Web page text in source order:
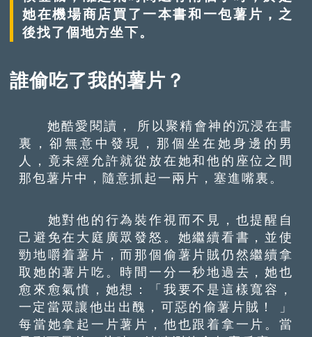
她在機場商店買了一本書和一包薯片，之
後找了個地方坐下。
誰偷吃了我的薯片？
她酷愛閱讀， 所以聚精會神的沉浸在書
裏，卻無意中發現，那個坐在她身邊的男
人，竟未經允許就從放在她和他的座位之間
那包薯片中，隨意抓起一兩片，塞進嘴裏。
她對他的行為裝作視而不見，也提醒自
己避免在大庭廣眾發怒。她繼續看書，並使
勁地嚼着薯片，而那個偷薯片賊仍然繼續拿
取她的薯片吃。時間一分一秒地過去，她也
愈來愈氣憤，她想：「我要不是這樣寬容，
一定當眾讓他出出醜，可惡的偷薯片賊！ 」
每當她拿起一片薯片，他也跟着拿一片。當